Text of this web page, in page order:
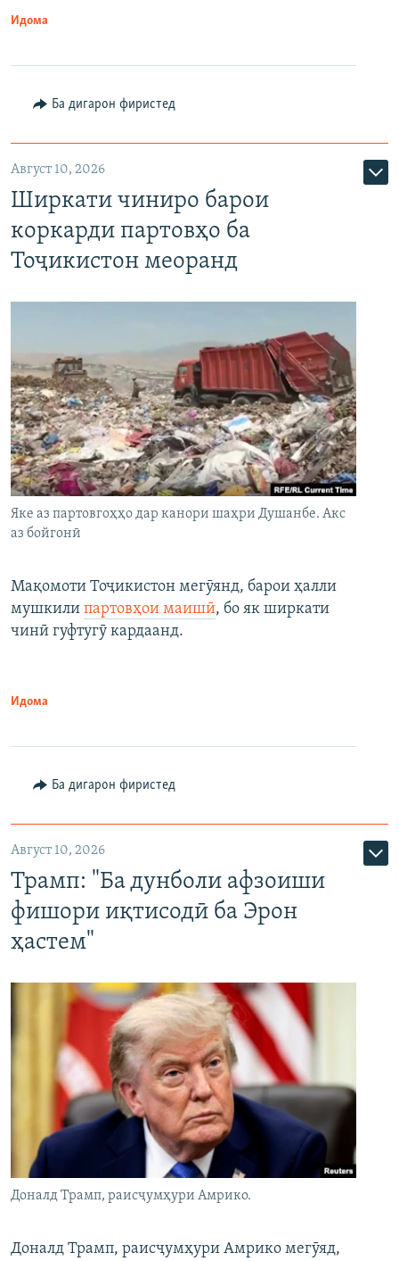
Идома
Ба дигарон фиристед
Август 10, 2026
Ширкати чиниро барои
коркарди партовҳо ба
Тоҷикистон меоранд
Яке аз партовгоҳҳо дар канори шаҳри Душанбе. Акс
аз бойгонӣ
Мақомоти Тоҷикистон мегӯянд, барои ҳалли
мушкили партовҳои маишӣ, бо як ширкати
чинӣ гуфтугӯ кардаанд.
Идома
Ба дигарон фиристед
Август 10, 2026
Трамп: "Ба дунболи афзоиши
фишори иқтисодӣ ба Эрон
ҳастем"
Доналд Трамп, раисҷумҳури Амрико.
Доналд Трамп, раисҷумҳури Амрико мегӯяд,